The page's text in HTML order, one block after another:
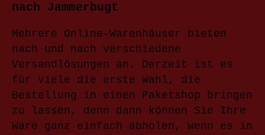
nach Jammerbugt
Mehrere Online-Warenhäuser bieten
nach und nach verschiedene
Versandlösungen an. Derzeit ist es
für viele die erste Wahl, die
Bestellung in einen Paketshop bringen
zu lassen, denn dann können Sie Ihre
Ware ganz einfach abholen, wenn es in